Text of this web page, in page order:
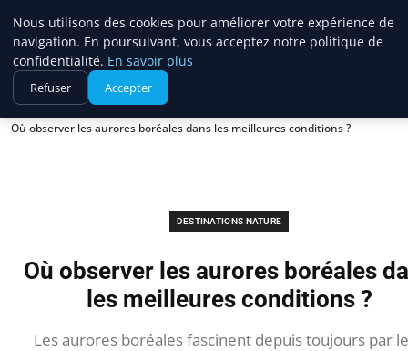
France Evasion
Où observer les aurores boréales dans les meilleures conditions ?
DESTINATIONS NATURE
Où observer les aurores boréales
les meilleures conditions ?
Les aurores boréales fascinent depuis toujours par
Nous utilisons des cookies pour améliorer votre expérience de
navigation. En poursuivant, vous acceptez notre politique de
confidentialité. En savoir plus
Refuser Accepter